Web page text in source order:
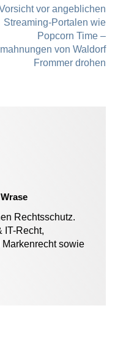
vor angeblichen
Streaming-Portalen wie
Popcorn Time –
von Waldorf
Frommer drohen
Rechtsschutz.
IT-Recht,
sowie